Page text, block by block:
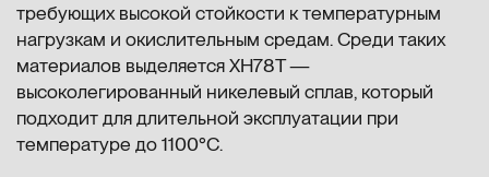
требующих высокой стойкости к температурным
нагрузкам и окислительным средам. Среди таких
материалов выделяется ХН78Т —
высоколегированный никелевый сплав, который
подходит для длительной эксплуатации при
температуре до 1100°С.